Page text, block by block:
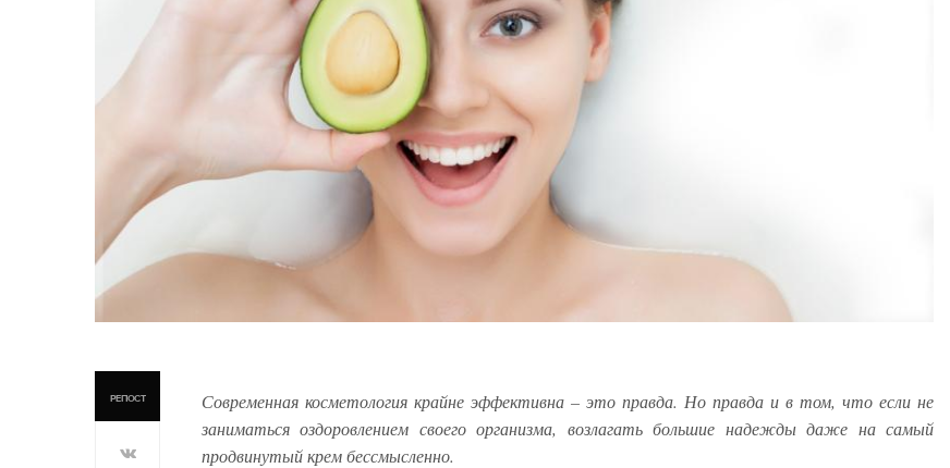
РЕПОСТ
Современная косметология крайне эффективна – это правда. Но правда и в том, что если не
заниматься оздоровлением своего организма, возлагать большие надежды даже на самый
продвинутый крем бессмысленно.